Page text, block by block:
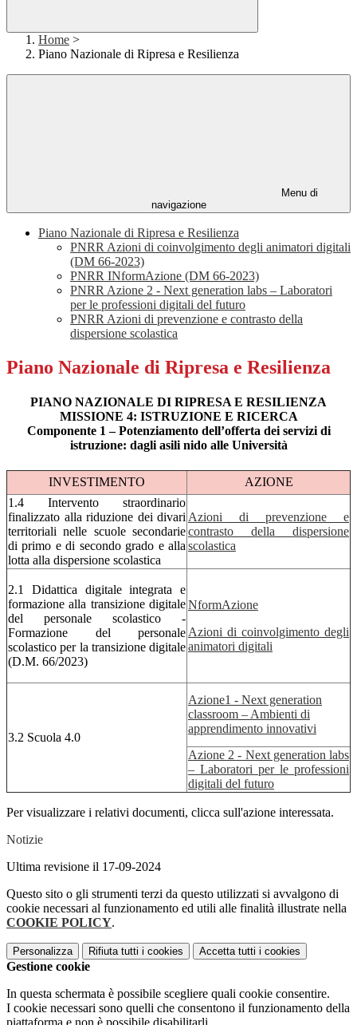
Home >
Piano Nazionale di Ripresa e Resilienza
Menu di
navigazione
Piano Nazionale di Ripresa e Resilienza
PNRR Azioni di coinvolgimento degli animatori digitali
(DM 66-2023)
PNRR INformAzione (DM 66-2023)
PNRR Azione 2 - Next generation labs – Laboratori
per le professioni digitali del futuro
PNRR Azioni di prevenzione e contrasto della
dispersione scolastica
Piano Nazionale di Ripresa e Resilienza
PIANO NAZIONALE DI RIPRESA E RESILIENZA
MISSIONE 4: ISTRUZIONE E RICERCA
Componente 1 – Potenziamento dell’offerta dei servizi di
istruzione: dagli asili nido alle Università
INVESTIMENTO
AZIONE
1.4 Intervento straordinario
finalizzato alla riduzione dei divari
territoriali nelle scuole secondarie
di primo e di secondo grado e alla
lotta alla dispersione scolastica
Azioni di prevenzione e
contrasto della dispersione
scolastica
2.1 Didattica digitale integrata e
formazione alla transizione digitale
del personale scolastico -
Formazione del personale
scolastico per la transizione digitale
(D.M. 66/2023)
NformAzione
Azioni di coinvolgimento degli
animatori digitali
3.2 Scuola 4.0
Azione1 - Next generation
classroom – Ambienti di
apprendimento innovativi
Azione 2 - Next generation labs
– Laboratori per le professioni
digitali del futuro
Per visualizzare i relativi documenti, clicca sull'azione interessata.
Notizie
Ultima revisione il 17-09-2024
Questo sito o gli strumenti terzi da questo utilizzati si avvalgono di
cookie necessari al funzionamento ed utili alle finalità illustrate nella
COOKIE POLICY.
Personalizza Rifiuta tutti i cookies Accetta tutti i cookies
Gestione cookie
In questa schermata è possibile scegliere quali cookie consentire.
I cookie necessari sono quelli che consentono il funzionamento della
piattaforma e non è possibile disabilitarli.